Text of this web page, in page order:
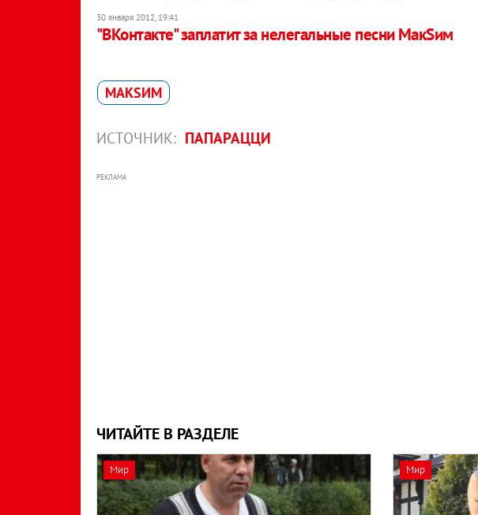
30 января 2012, 19:41
"ВКонтакте" заплатит за нелегальные песни МакSим
МАКSИМ
ИСТОЧНИК: ПАПАРАЦЦИ
РЕКЛАМА
ЧИТАЙТЕ В РАЗДЕЛЕ
Мир Мир